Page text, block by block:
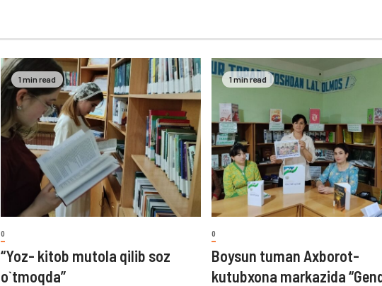
1 min read
0
“Yoz- kitob mutola qilib soz
o`tmoqda”
1 min read
0
Boysun tuman Axborot-
kutubxona markazida